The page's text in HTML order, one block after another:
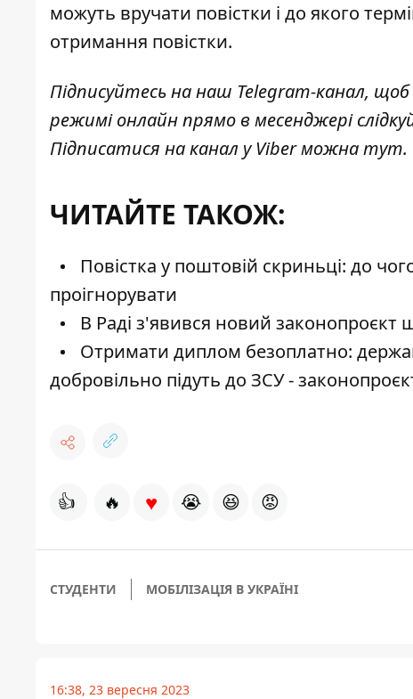
можуть вручати повістки і до якого
отримання повістки.
Підписуйтесь на наш Telegram-канал, щоб
режимі онлайн прямо в месенджері
Підписатися на канал у Viber можнатут.
ЧИТАЙТЕ ТАКОЖ:
Повістка у поштовій скриньці: до
проігнорувати
В Раді з'явився новий законопроєкт
Отримати диплом безоплатно:
добровільно підуть до ЗСУ -
👍 🔥 ♥ 😭 😆 😡
СТУДЕНТИ МОБІЛІЗАЦІЯ В УКРАЇНІ
16:38, 23 вересня 2023